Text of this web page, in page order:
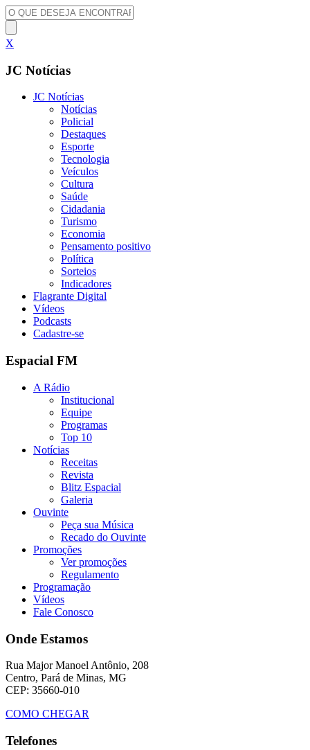
X
JC Notícias
JC Notícias
Notícias
Policial
Destaques
Esporte
Tecnologia
Veículos
Cultura
Saúde
Cidadania
Turismo
Economia
Pensamento positivo
Política
Sorteios
Indicadores
Flagrante Digital
Vídeos
Podcasts
Cadastre-se
Espacial FM
A Rádio
Institucional
Equipe
Programas
Top 10
Notícias
Receitas
Revista
Blitz Espacial
Galeria
Ouvinte
Peça sua Música
Recado do Ouvinte
Promoções
Ver promoções
Regulamento
Programação
Vídeos
Fale Conosco
Onde Estamos
Rua Major Manoel Antônio, 208
Centro, Pará de Minas, MG
CEP: 35660-010
COMO CHEGAR
Telefones